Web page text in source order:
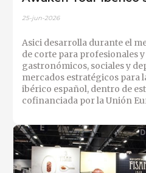
25-jun-2026
Asici desarrolla durante el
de corte para profesionales
gastronómicos, sociales y
mercados estratégicos para
ibérico español, dentro de
cofinanciada por la Unión